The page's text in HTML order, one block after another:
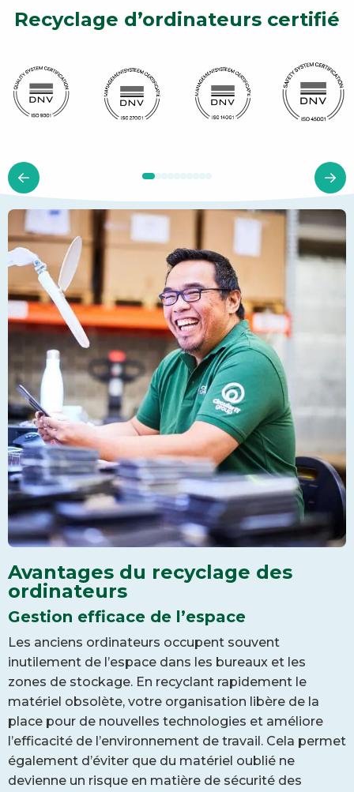
Matériel
Informatique
Recyclage d’ordinateurs certifié
Avantages du recyclage des
ordinateurs
Gestion efficace de l’espace
Les anciens ordinateurs occupent souvent
inutilement de l’espace dans les bureaux et les
zones de stockage. En recyclant rapidement le
matériel obsolète, votre organisation libère de la
place pour de nouvelles technologies et améliore
l’efficacité de l’environnement de travail. Cela permet
également d’éviter que du matériel oublié ne
devienne un risque en matière de sécurité des